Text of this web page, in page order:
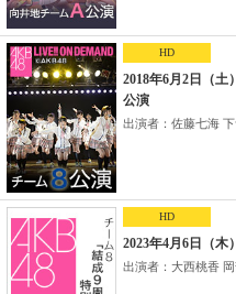
HD
2018年6月2日（土
公演
出演者：佐藤七海 下
HD
2023年4月6日（木
出演者：大西桃香 岡